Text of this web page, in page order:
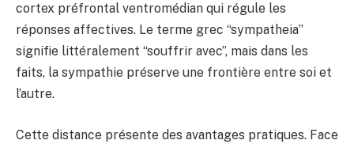
cortex préfrontal ventromédian qui régule les
réponses affectives. Le terme grec “sympatheia”
signifie littéralement “souffrir avec”, mais dans les
faits, la sympathie préserve une frontière entre soi et
l’autre.
Cette distance présente des avantages pratiques. Face